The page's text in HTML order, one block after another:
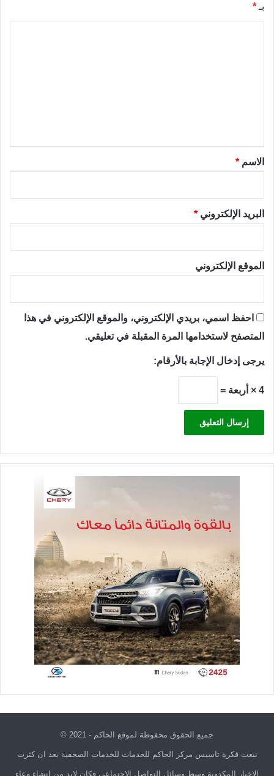
بـ *
*الاسم *
البريد الإلكتروني *
الموقع الإلكتروني
احفظ اسمي، بريدي الإلكتروني، والموقع الإلكتروني في هذا
المتصفح لاستخدامها المرة المقبلة في تعليقي.
يرجى إدخال الإجابة بالأرقام:
4 × أربعة =
جميع الحقوق محفوظة لموقع الحاكم - 2021 ©
نبعت فكرة تاسيس مركز الحاكم للخدمات للخدمات الصحفية بعد ان كثرت
الاخبار المكذوبة وسط وسائل التواصل الاجتماعي فكان لابد من انشاء وعاء